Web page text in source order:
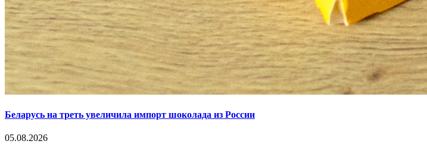
Беларусь на треть увеличила импорт шоколада из России
05.08.2026